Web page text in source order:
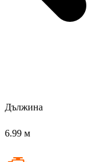
Дължина
6.99 м